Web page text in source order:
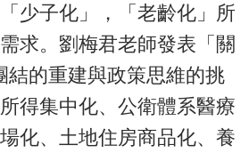
少子化」，「老齡化」所
求。劉梅君老師發表「關
的重建與政策思維的挑
得集中化、公衛體系醫療
化、土地住房商品化、養